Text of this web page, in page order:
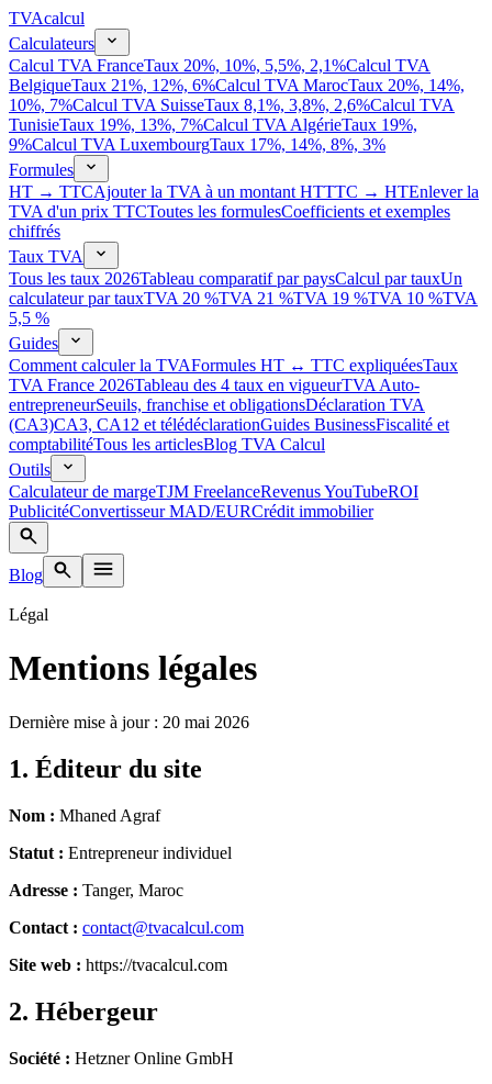
TVAcalcul
Calculateurs
Calcul TVA FranceTaux 20%, 10%, 5,5%, 2,1%Calcul TVA
BelgiqueTaux 21%, 12%, 6%Calcul TVA MarocTaux 20%, 14%,
10%, 7%Calcul TVA SuisseTaux 8,1%, 3,8%, 2,6%Calcul TVA
TunisieTaux 19%, 13%, 7%Calcul TVA AlgérieTaux 19%,
9%Calcul TVA LuxembourgTaux 17%, 14%, 8%, 3%
Formules
HT → TTCAjouter la TVA à un montant HTTTC → HTEnlever la
TVA d'un prix TTCToutes les formulesCoefficients et exemples
chiffrés
Taux TVA
Tous les taux 2026Tableau comparatif par paysCalcul par tauxUn
calculateur par tauxTVA 20 %TVA 21 %TVA 19 %TVA 10 %TVA
5,5 %
Guides
Comment calculer la TVAFormules HT ↔ TTC expliquéesTaux
TVA France 2026Tableau des 4 taux en vigueurTVA Auto-
entrepreneurSeuils, franchise et obligationsDéclaration TVA
(CA3)CA3, CA12 et télédéclarationGuides BusinessFiscalité et
comptabilitéTous les articlesBlog TVA Calcul
Outils
Calculateur de margeTJM FreelanceRevenus YouTubeROI
PublicitéConvertisseur MAD/EURCrédit immobilier
Blog
Légal
Mentions légales
Dernière mise à jour : 20 mai 2026
1. Éditeur du site
Nom : Mhaned Agraf
Statut : Entrepreneur individuel
Adresse : Tanger, Maroc
Contact : contact@tvacalcul.com
Site web : https://tvacalcul.com
2. Hébergeur
Société : Hetzner Online GmbH